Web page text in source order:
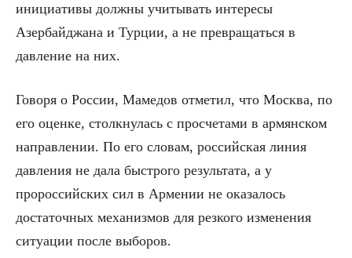
инициативы должны учитывать интересы
Азербайджана и Турции, а не превращаться в
давление на них.
Говоря о России, Мамедов отметил, что Москва, по
его оценке, столкнулась с просчетами в армянском
направлении. По его словам, российская линия
давления не дала быстрого результата, а у
пророссийских сил в Армении не оказалось
достаточных механизмов для резкого изменения
ситуации после выборов.